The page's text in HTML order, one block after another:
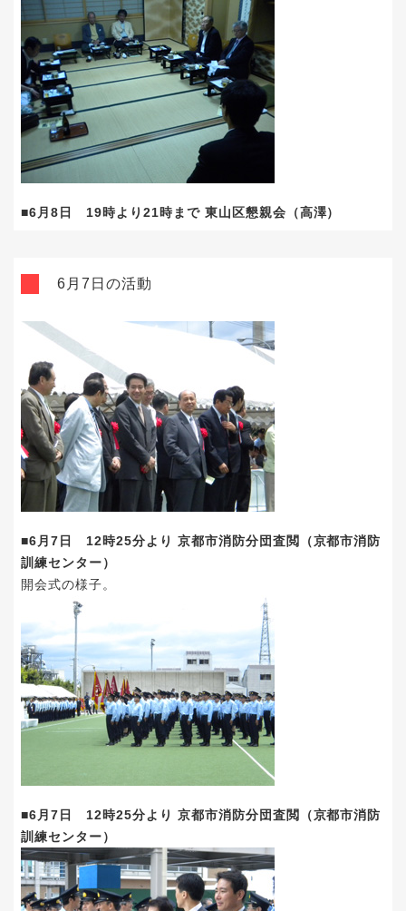
■6月8日 19時より21時まで 東山区懇親会（高澤）
6月7日の活動
■6月7日 12時25分より 京都市消防分団査閲（京都市消防
訓練センター）
開会式の様子。
■6月7日 12時25分より 京都市消防分団査閲（京都市消防
訓練センター）